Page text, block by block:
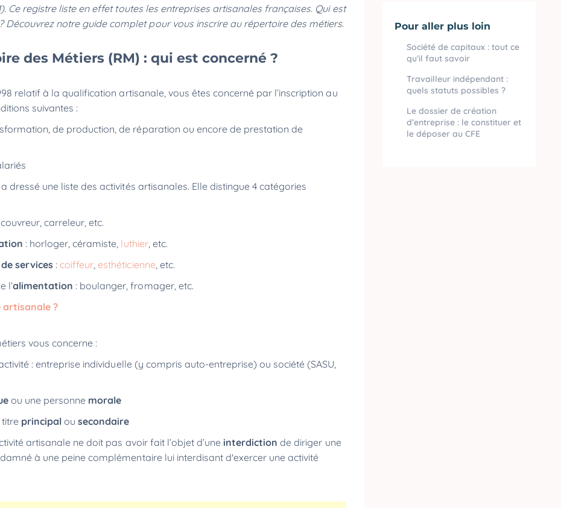
Ce registre liste en effet toutes les entreprises artisanales françaises. Qui est
Découvrez notre guide complet pour vous inscrire au répertoire des métiers.
des Métiers (RM) : qui est concerné ?
relatif à la qualification artisanale, vous êtes concerné par l’inscription au
suivantes :
de production, de réparation ou encore de prestation de
dressé une liste des activités artisanales. Elle distingue 4 catégories
carreleur, etc.
: horloger, céramiste, luthier, etc.
services : coiffeur, esthéticienne, etc.
l’alimentation : boulanger, fromager, etc.
artisanale ?
vous concerne :
: entreprise individuelle (y compris auto-entreprise) ou société (SASU,
ou une personne morale
principalousecondaire
artisanale ne doit pas avoir fait l’objet d’une interdictionde diriger une
à une peine complémentaire lui interdisant d'exercer une activité
Pour aller plus loin
Société de capitaux : tout ce
qu’il faut savoir
Travailleur indépendant :
quels statuts possibles ?
Le dossier de création
d’entreprise : le constituer et
le déposer au CFE